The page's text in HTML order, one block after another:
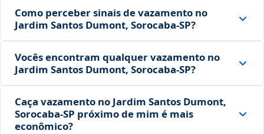
Como perceber sinais de vazamento no
Jardim Santos Dumont, Sorocaba‑SP?
Vocês encontram qualquer vazamento no
Jardim Santos Dumont, Sorocaba‑SP?
Caça vazamento no Jardim Santos Dumont,
Sorocaba‑SP próximo de mim é mais
econômico?